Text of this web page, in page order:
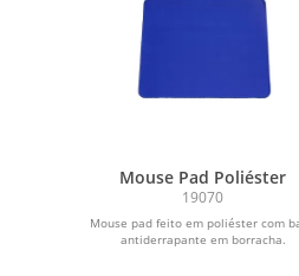
Mouse Pad Poliéster
19070
Mouse pad feito em poliéster com
antiderrapante em borracha.